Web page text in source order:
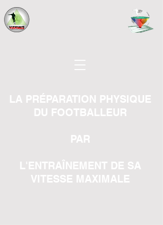
LA PRÉPARATION PHYSIQUE
DU FOOTBALLEUR
PAR
L'ENTRAÎNEMENT DE SA
VITESSE MAXIMALE